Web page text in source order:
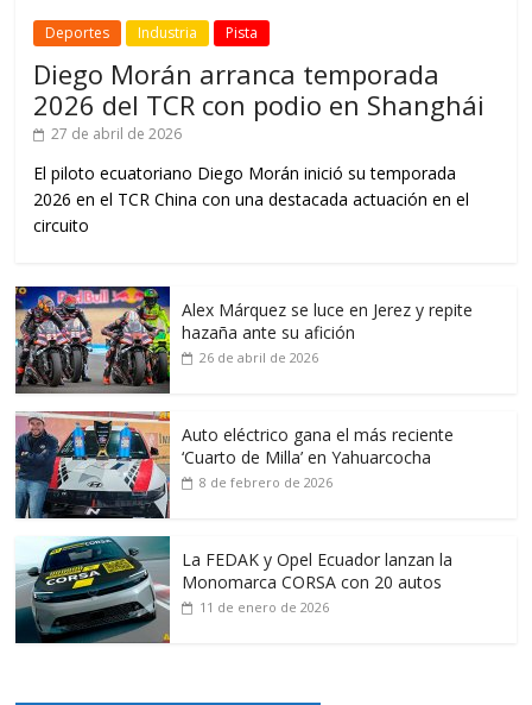
Deportes Industria Pista
Diego Morán arranca temporada
2026 del TCR con podio en Shanghái
27 de abril de 2026
El piloto ecuatoriano Diego Morán inició su temporada
2026 en el TCR China con una destacada actuación en el
circuito
Alex Márquez se luce en Jerez y repite
hazaña ante su afición
26 de abril de 2026
Auto eléctrico gana el más reciente
‘Cuarto de Milla’ en Yahuarcocha
8 de febrero de 2026
La FEDAK y Opel Ecuador lanzan la
Monomarca CORSA con 20 autos
11 de enero de 2026